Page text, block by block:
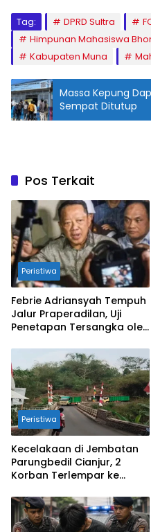
Tag: DPRD Sultra
Himpunan Mahasiswa
Kabupaten Muna
Massa Kepung
Sempat Ditutup
Pos Terkait
Peristiwa
Febrie Adriansyah Tempuh
Jalur Praperadilan, Uji
Penetapan Tersangka oleh
Peristiwa
Kecelakaan di Jembatan
Parungbedil Cianjur, 2
Korban Terlempar ke